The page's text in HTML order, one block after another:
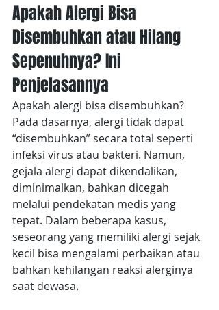
Apakah Alergi Bisa
Disembuhkan atau Hilang
Sepenuhnya? Ini
Penjelasannya
Apakah alergi bisa disembuhkan?
Pada dasarnya, alergi tidak dapat
“disembuhkan” secara total seperti
infeksi virus atau bakteri. Namun,
gejala alergi dapat dikendalikan,
diminimalkan, bahkan dicegah
melalui pendekatan medis yang
tepat. Dalam beberapa kasus,
seseorang yang memiliki alergi sejak
kecil bisa mengalami perbaikan atau
bahkan kehilangan reaksi alerginya
saat dewasa.